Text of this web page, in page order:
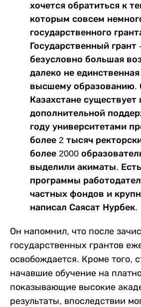
хочется обратиться к
которым совсем
государственного
Государственный грант
безусловно большая
далеко не
высшему образованию.
Казахстане существует
дополнительной
году университетами
более 2 тысяч
более 2000
выделили акиматы.
программы
частных фондов и
написал Саясат Нурбек.
Он напомнил, что после
государственных грантов
освобождается. Кроме того,
начавшие обучение на
показывающие высокие
результаты, впоследствии